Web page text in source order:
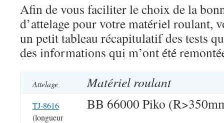
Afin de vous faciliter le choix de la
d’attelage pour votre matériel roulant,
un petit tableau récapitulatif des tests
des informations qui m’ont été
Attelage Matériel roulant
TJ-8616
(longueur
BB 66000 Piko